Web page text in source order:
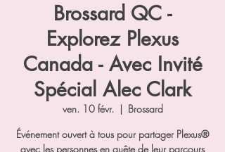
Brossard QC -
Explorez Plexus
Canada - Avec Invité
Spécial Alec Clark
ven. 10 févr.
  |
Brossard
Événement ouvert à tous pour partager Plexus®
avec les personnes en quête de leur parcours